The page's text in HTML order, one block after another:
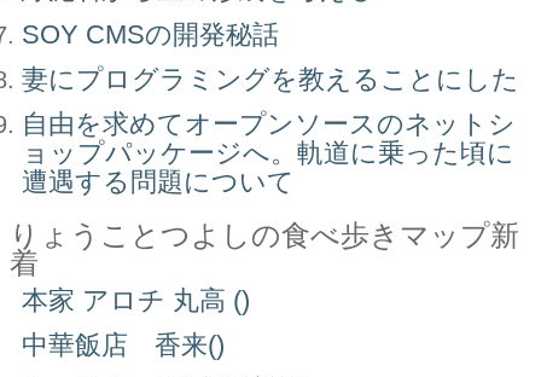
SOY CMSの開発秘話
妻にプログラミングを教えることにした
自由を求めてオープンソースのネットシ
ョップパッケージへ。軌道に乗った頃に
遭遇する問題について
りょうことつよしの食べ歩きマップ新
着
本家 アロチ 丸高 ()
中華飯店 香来()